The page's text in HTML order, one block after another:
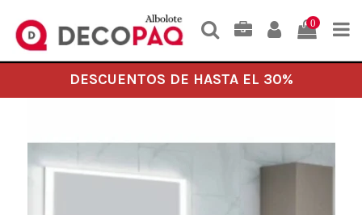
0
DESCUENTOS DE HASTA EL 30%